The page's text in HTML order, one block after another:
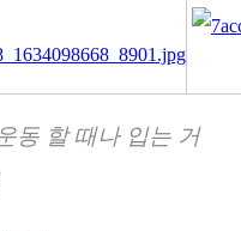
동 할 때나 입는 거